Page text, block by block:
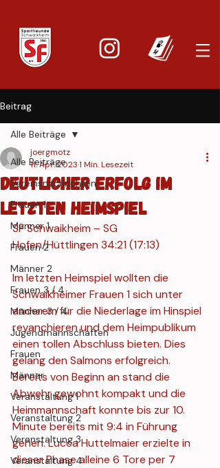
Beitrag
Alle Beiträge
Vereinsnachrichten
Frauen 1
Männer 1
Frauen 2
Männer 2
Frauen 3 / 4
Männer 3 / 4
Jugendmannschaften
Frauen
Männer
Veranstaltung 1
Veranstaltung 2
Veranstaltung 3
Veranstaltung 4
Alle Beiträge
Deutlicher Erfolg im
letzten Heimspiel
joergmotz
11. Apr. 20231 Min. Lesezeit
SF Schwaikheim – SG
Hofen/Hüttlingen 34:21 (17:13)
Im letzten Heimspiel wollten die
Schwaikheimer Frauen 1 sich unter
anderem für die Niederlage im Hinspiel
revanchieren und dem Heimpublikum
einen tollen Abschluss bieten. Dies
gelang den Salmons erfolgreich.
Bereits von Beginn an stand die
Abwehr gewohnt kompakt und die
Heimmannschaft konnte bis zur 10.
Minute bereits mit 9:4 in Führung
gehen. Lucca Huttelmaier erzielte in
dieser Phase alleine 6 Tore per 7